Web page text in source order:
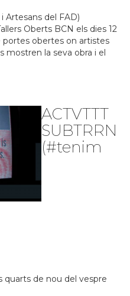
i Artesans del FAD)
Oberts BCN els dies 12
portes obertes on artistes
mostren la seva obra i el
ACTVTTT
SUBTRRN
(#tenim
quarts de nou del vespre